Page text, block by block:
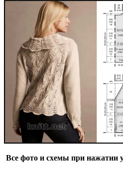
Все фото и схемы при нажатии